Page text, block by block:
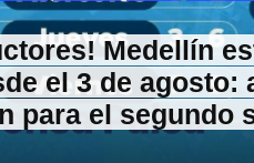
Medellín
el 3 de agosto:
para el segundo